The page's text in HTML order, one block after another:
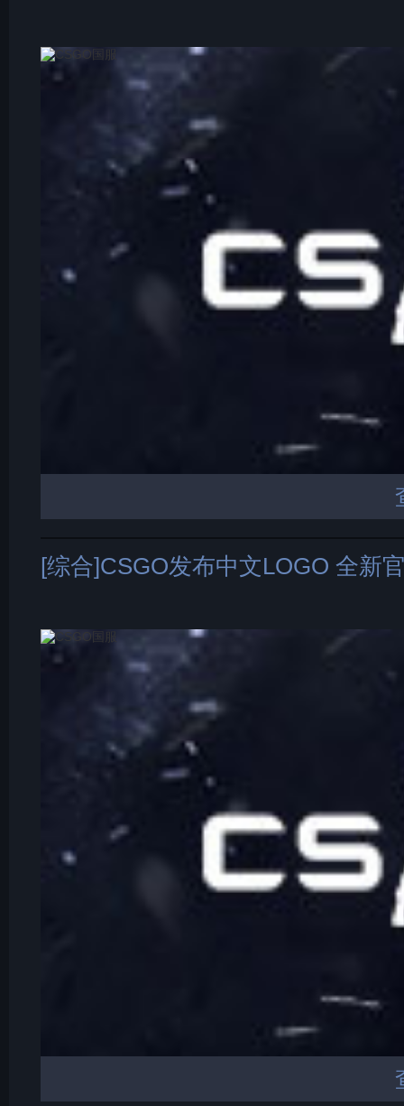
[综合]CSGO发布中文LOGO 全新